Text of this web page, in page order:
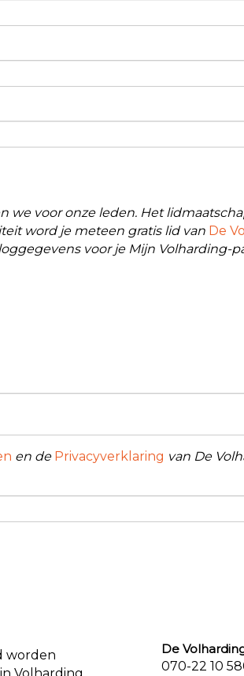
we voor onze leden. Het
word je meteen gratis lid van De
voor je Mijn Volharding-
en de Privacyverklaring van De
worden
De
070-22 10